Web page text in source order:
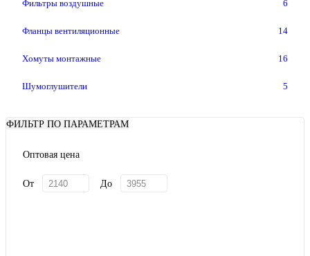
Фильтры воздушные 6
Фланцы вентиляционные 14
Хомуты монтажные 16
Шумоглушители 5
ФИЛЬТР ПО ПАРАМЕТРАМ
Оптовая цена
От До